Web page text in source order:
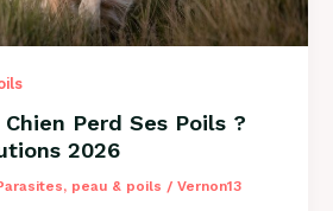
Perd Ses Poils ?
2026
peau & poils / Vernon13